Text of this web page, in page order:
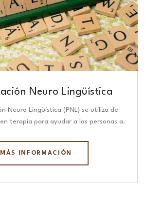
Neuro Lingüística​
Neuro Lingüística (PNL) se utiliza de
terapia para ayudar a las personas a.
MÁS INFORMACIÓN